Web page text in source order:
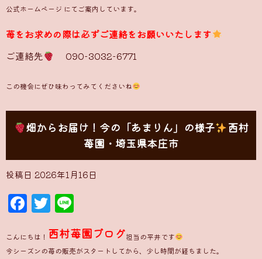
公式ホームページ にてご案内しています。
苺をお求めの際は必ずご連絡をお願いいたします
ご連絡先
090-3032-6771
この機会にぜひ味わってみてくださいね
畑からお届け！今の「あまりん」の様子
西村
苺園・埼玉県本庄市
投稿日 2026年1月16日
Facebook
Twitter
こんにちは！ 西村苺園ブログ担当の平井です
今シーズンの苺の販売がスタートしてから、少し時間が経ちました。